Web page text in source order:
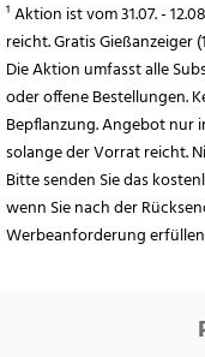
¹ Aktion ist vom 31.07. -
reicht. Gratis Gießanzeiger
Die Aktion umfasst alle
oder offene Bestellungen.
Bepflanzung. Angebot nur
solange der Vorrat reicht.
Bitte senden Sie das
wenn Sie nach der
Werbeanforderung